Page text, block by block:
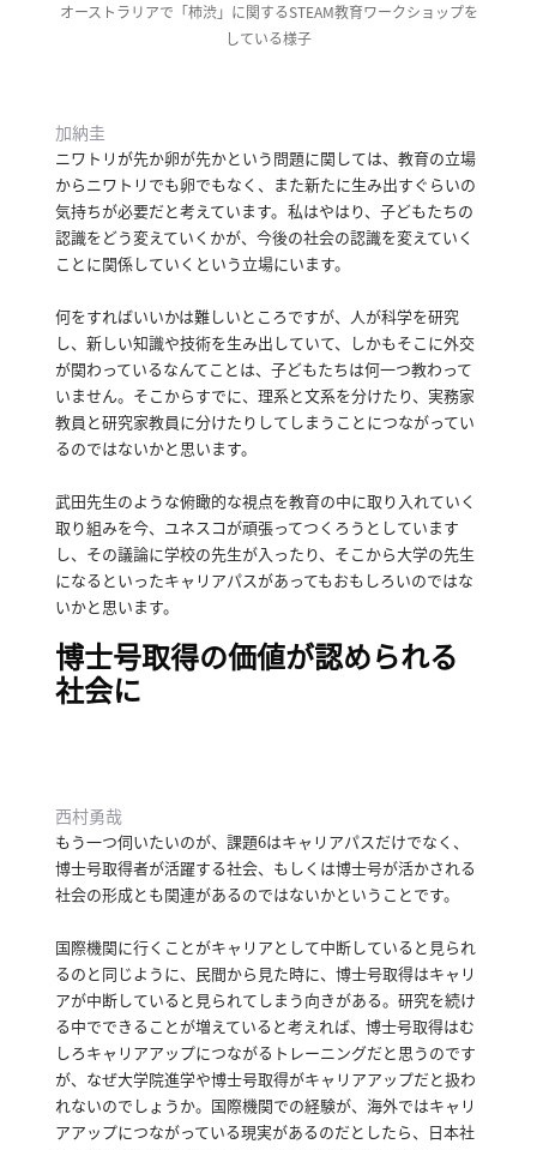
オーストラリアで「柿渋」に関するSTEAM教育ワークショップを
している様子
加納圭
ニワトリが先か卵が先かという問題に関しては、教育の立場
からニワトリでも卵でもなく、また新たに生み出すぐらいの
気持ちが必要だと考えています。 私はやはり、子どもたちの
認識をどう変えていくかが、今後の社会の認識を変えていく
ことに関係していくという立場にいます。
何をすればいいかは難しいところですが、人が科学を研究
し、新しい知識や技術を生み出していて、しかもそこに外交
が関わっているなんてことは、子どもたちは何一つ教わって
いません。 そこからすでに、理系と文系を分けたり、実務家
教員と研究家教員に分けたりしてしまうことにつながってい
るのではないかと思います。
武田先生のような俯瞰的な視点を教育の中に取り入れていく
取り組みを今、ユネスコが頑張ってつくろうとしています
し、その議論に学校の先生が入ったり、そこから大学の先生
になるといったキャリアパスがあってもおもしろいのではな
いかと思います。
博士号取得の価値が認められる
社会に
西村勇哉
もう一つ伺いたいのが、課題6はキャリアパスだけでなく、
博士号取得者が活躍する社会、もしくは博士号が活かされる
社会の形成とも関連があるのではないかということです。
国際機関に行くことがキャリアとして中断していると見られ
るのと同じように、民間から見た時に、博士号取得はキャリ
アが中断していると見られてしまう向きがある。 研究を続け
る中でできることが増えていると考えれば、博士号取得はむ
しろキャリアアップにつながるトレーニングだと思うのです
が、なぜ大学院進学や博士号取得がキャリアアップだと扱わ
れないのでしょうか。 国際機関での経験が、海外ではキャリ
アアップにつながっている現実があるのだとしたら、日本社